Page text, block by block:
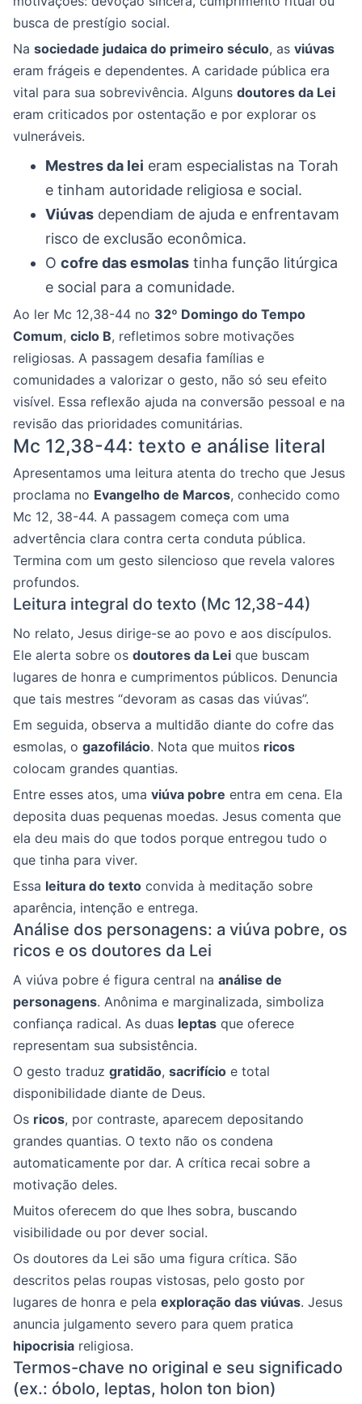
busca de prestígio social.
Na sociedade judaica do primeiro século, as viúvas
eram frágeis e dependentes. A caridade pública era
vital para sua sobrevivência. Alguns doutores da Lei
eram criticados por ostentação e por explorar os
vulneráveis.
Mestres da lei eram especialistas na Torah
e tinham autoridade religiosa e social.
Viúvas dependiam de ajuda e enfrentavam
risco de exclusão econômica.
O cofre das esmolas tinha função litúrgica
e social para a comunidade.
Ao ler Mc 12,38-44 no 32º Domingo do Tempo
Comum, ciclo B, refletimos sobre motivações
religiosas. A passagem desafia famílias e
comunidades a valorizar o gesto, não só seu efeito
visível. Essa reflexão ajuda na conversão pessoal e na
revisão das prioridades comunitárias.
Mc 12,38-44: texto e análise literal
Apresentamos uma leitura atenta do trecho que Jesus
proclama no Evangelho de Marcos, conhecido como
Mc 12, 38-44. A passagem começa com uma
advertência clara contra certa conduta pública.
Termina com um gesto silencioso que revela valores
profundos.
Leitura integral do texto (Mc 12,38-44)
No relato, Jesus dirige-se ao povo e aos discípulos.
Ele alerta sobre os doutores da Lei que buscam
lugares de honra e cumprimentos públicos. Denuncia
que tais mestres “devoram as casas das viúvas”.
Em seguida, observa a multidão diante do cofre das
esmolas, o gazofilácio. Nota que muitos ricos
colocam grandes quantias.
Entre esses atos, uma viúva pobre entra em cena. Ela
deposita duas pequenas moedas. Jesus comenta que
ela deu mais do que todos porque entregou tudo o
que tinha para viver.
Essa leitura do texto convida à meditação sobre
aparência, intenção e entrega.
Análise dos personagens: a viúva pobre, os
ricos e os doutores da Lei
A viúva pobre é figura central na análise de
personagens. Anônima e marginalizada, simboliza
confiança radical. As duas leptas que oferece
representam sua subsistência.
O gesto traduz gratidão, sacrifício e total
disponibilidade diante de Deus.
Os ricos, por contraste, aparecem depositando
grandes quantias. O texto não os condena
automaticamente por dar. A crítica recai sobre a
motivação deles.
Muitos oferecem do que lhes sobra, buscando
visibilidade ou por dever social.
Os doutores da Lei são uma figura crítica. São
descritos pelas roupas vistosas, pelo gosto por
lugares de honra e pela exploração das viúvas. Jesus
anuncia julgamento severo para quem pratica
hipocrisia religiosa.
Termos-chave no original e seu significado
(ex.: óbolo, leptas, holon ton bion)